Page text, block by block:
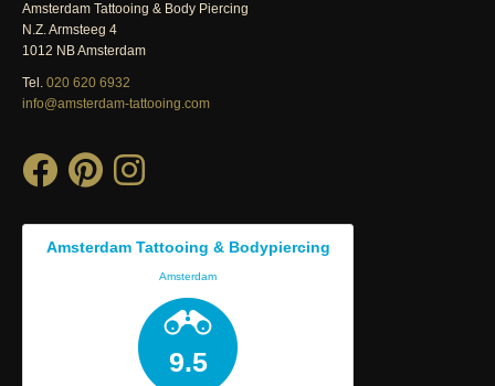
Amsterdam Tattooing & Body Piercing
N.Z. Armsteeg 4
1012 NB Amsterdam
Tel. 020 620 6932
info@amsterdam-tattooing.com
Amsterdam Tattooing & Bodypiercing
Amsterdam
9.5